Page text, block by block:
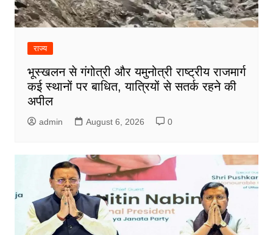
राज्य
भूस्खलन से गंगोत्री और यमुनोत्री राष्ट्रीय राजमार्ग
कई स्थानों पर बाधित, यात्रियों से सतर्क रहने की
अपील
admin August 6, 2026 0